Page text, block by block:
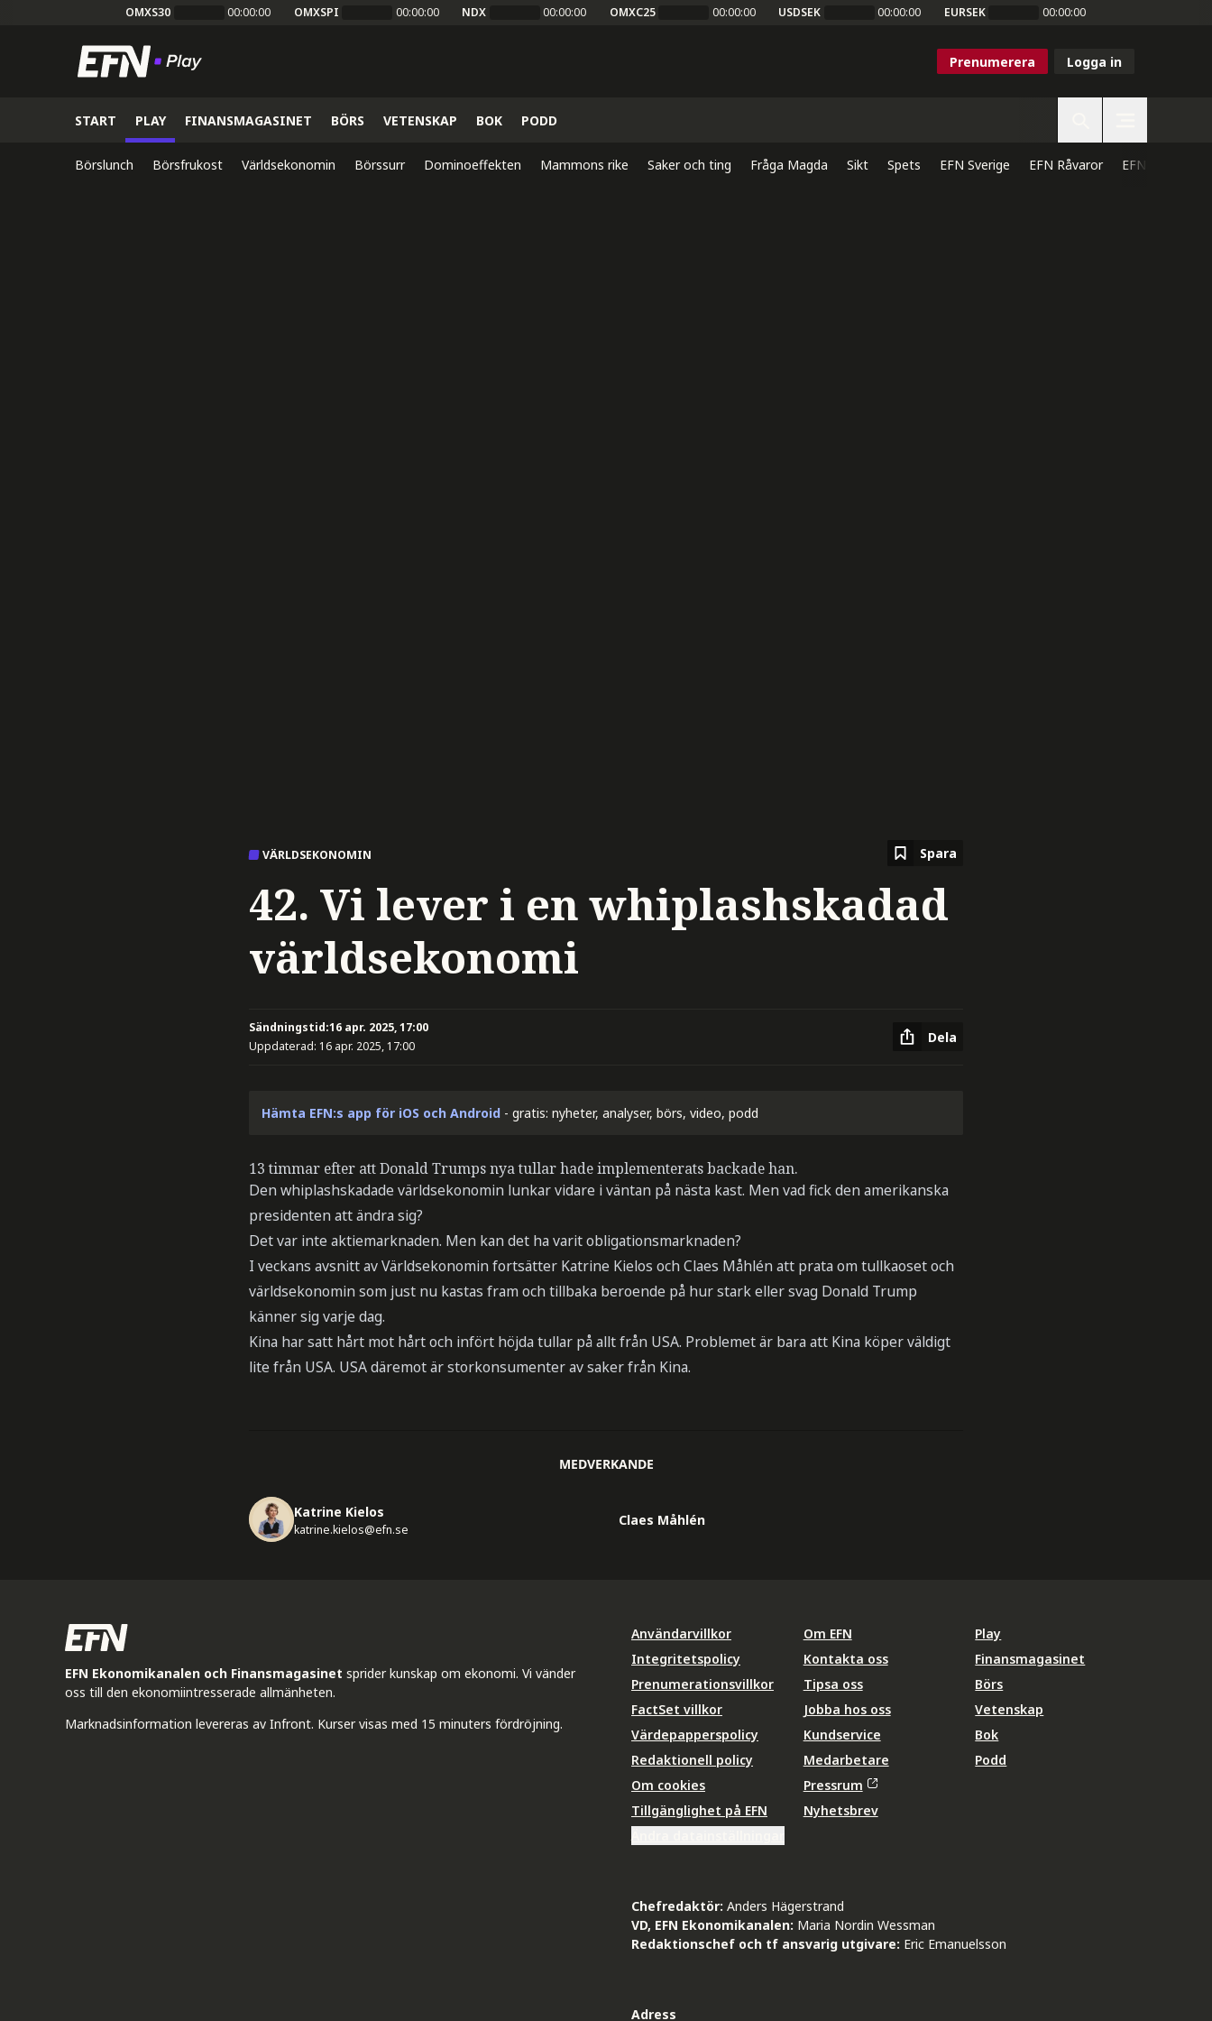
OMXS30 00:00:00 OMXSPI 00:00:00 NDX 00:00:00 OMXC25 00:00:00 USDSEK 00:00:00 EURSEK 00:00:00
Prenumerera Logga in
START PLAY FINANSMAGASINET BÖRS VETENSKAP BOK PODD
Börslunch Börsfrukost Världsekonomin Börssurr Dominoeffekten Mammons rike Saker och ting Fråga Magda Sikt Spets EFN Sverige EFN Råvaror EFN Direkt
VÄRLDSEKONOMIN Spara
42. Vi lever i en whiplashskadad
världsekonomi
Sändningstid:16 apr. 2025, 17:00
Uppdaterad: 16 apr. 2025, 17:00
Dela
Hämta EFN:s app för iOS och Android - gratis: nyheter, analyser, börs, video, podd
13 timmar efter att Donald Trumps nya tullar hade implementerats backade han.
Den whiplashskadade världsekonomin lunkar vidare i väntan på nästa kast. Men vad fick den amerikanska
presidenten att ändra sig?
Det var inte aktiemarknaden. Men kan det ha varit obligationsmarknaden?
I veckans avsnitt av Världsekonomin fortsätter Katrine Kielos och Claes Måhlén att prata om tullkaoset och
världsekonomin som just nu kastas fram och tillbaka beroende på hur stark eller svag Donald Trump
känner sig varje dag.
Kina har satt hårt mot hårt och infört höjda tullar på allt från USA. Problemet är bara att Kina köper väldigt
lite från USA. USA däremot är storkonsumenter av saker från Kina.
MEDVERKANDE
Katrine Kielos
katrine.kielos@efn.se
Claes Måhlén
EFN Ekonomikanalen och Finansmagasinet sprider kunskap om ekonomi. Vi vänder
oss till den ekonomiintresserade allmänheten.
Marknadsinformation levereras av Infront. Kurser visas med 15 minuters fördröjning.
Användarvillkor
Integritetspolicy
Prenumerationsvillkor
FactSet villkor
Värdepapperspolicy
Redaktionell policy
Om cookies
Tillgänglighet på EFN
Om EFN
Kontakta oss
Tipsa oss
Jobba hos oss
Kundservice
Medarbetare
Pressrum
Nyhetsbrev
Play
Finansmagasinet
Börs
Vetenskap
Bok
Podd
Chefredaktör: Anders Hägerstrand
VD, EFN Ekonomikanalen: Maria Nordin Wessman
Redaktionschef och tf ansvarig utgivare: Eric Emanuelsson
Adress